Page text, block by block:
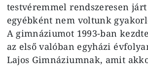
testvéremmel rendszeresen
egyébként nem voltunk
A gimnáziumot 1993-ban
az első valóban egyházi
Lajos Gimnáziumnak, amit